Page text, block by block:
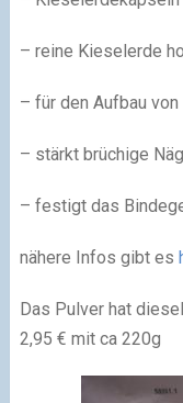
– reine Kieselerde
– für den Aufbau
– stärkt brüchige
– festigt das
nähere Infos gibt es
Das Pulver hat
2,95 € mit ca 220g